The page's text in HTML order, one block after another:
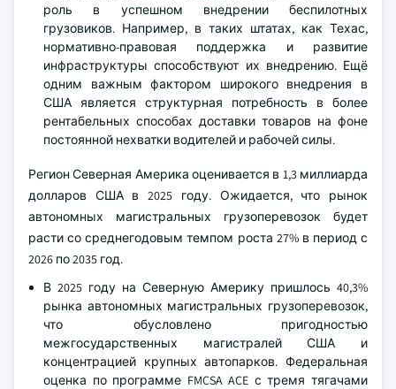
роль в успешном внедрении беспилотных
грузовиков. Например, в таких штатах, как Техас,
нормативно-правовая поддержка и развитие
инфраструктуры способствуют их внедрению. Ещё
одним важным фактором широкого внедрения в
США является структурная потребность в более
рентабельных способах доставки товаров на фоне
постоянной нехватки водителей и рабочей силы.
Регион Северная Америка оценивается в 1,3 миллиарда
долларов США в 2025 году. Ожидается, что рынок
автономных магистральных грузоперевозок будет
расти со среднегодовым темпом роста 27% в период с
2026 по 2035 год.
В 2025 году на Северную Америку пришлось 40,3%
рынка автономных магистральных грузоперевозок,
что обусловлено пригодностью
межгосударственных магистралей США и
концентрацией крупных автопарков. Федеральная
оценка по программе FMCSA ACE с тремя тягачами